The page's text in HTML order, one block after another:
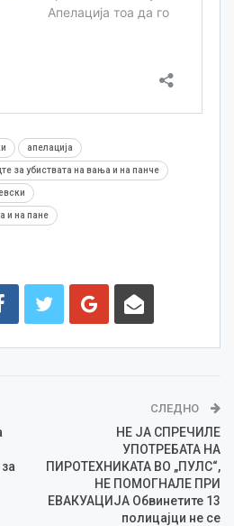
апелација
за убиствата на вања и на панче
и на пане
СЛЕДНО
НЕ ЈА СПРЕЧИЛЕ
УПОТРЕБАТА НА
ПИРОТЕХНИКАТА ВО „ПУЛС“,
НЕ ПОМОГНАЛЕ ПРИ
ЕВАКУАЦИЈА Обвинетите 13
полицајци не се